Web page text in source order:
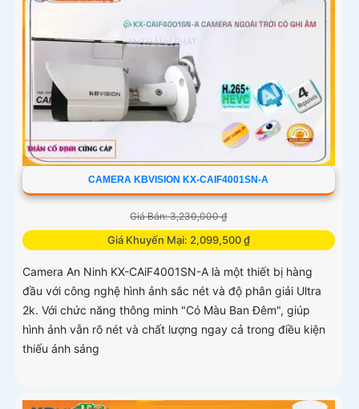
CAMERA KBVISION KX-CAIF4001SN-A
Giá Bán: 3,230,000 ₫
Giá Khuyến Mại: 2,099,500 ₫
Camera An Ninh KX-CAiF4001SN-A là một thiết bị hàng
đầu với công nghệ hình ảnh sắc nét và độ phân giải Ultra
2k. Với chức năng thông minh "Có Màu Ban Đêm", giúp
hình ảnh vẫn rõ nét và chất lượng ngay cả trong điều kiện
thiếu ánh sáng